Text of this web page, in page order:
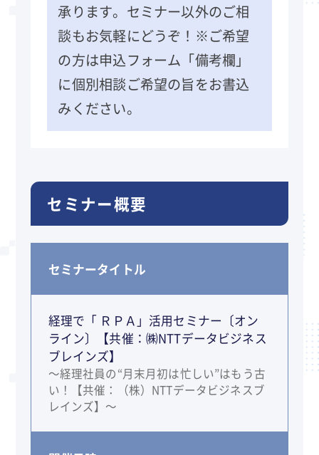
承ります。セミナー以外のご相
談もお気軽にどうぞ！※ご希望
の方は申込フォーム「備考欄」
に個別相談ご希望の旨をお書込
みください。
セミナー概要
セミナータイトル
経理で「 ＲＰＡ」活用セミナー〔オン
ライン〕【共催：㈱NTTデータビジネス
ブレインズ】
～経理社員の“月末月初は忙しい”はもう古
い！【共催：（株）NTTデータビジネスブ
レインズ】～